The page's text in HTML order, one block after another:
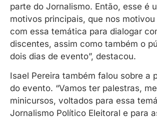
parte do Jornalismo. Então, esse é
motivos principais, que nos
com essa temática para dialogar
discentes, assim como também o
dois dias de evento”, destacou.
Isael Pereira também falou sobre a
do evento. “Vamos ter palestras,
minicursos, voltados para essa
Jornalismo Político Eleitoral e para